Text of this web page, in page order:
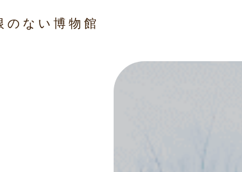
のない博物館